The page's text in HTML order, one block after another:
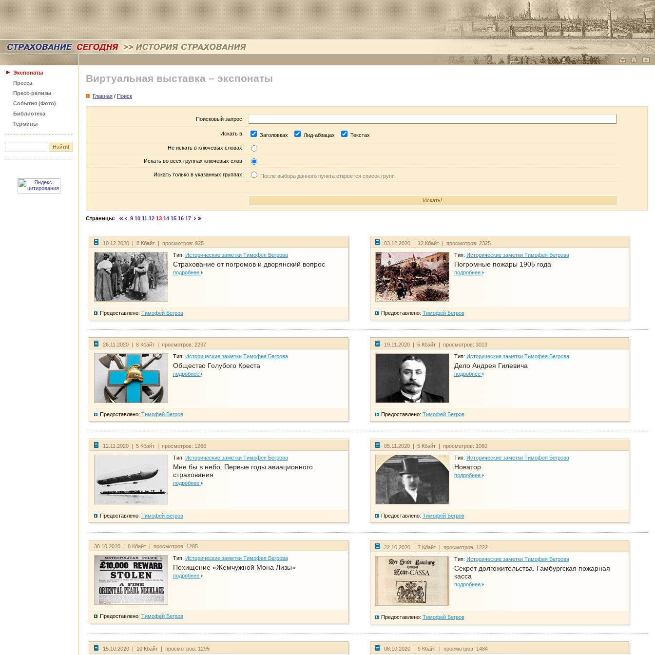
Экспонаты
Пресса
Пресс-релизы
События (Фото)
Библиотека
Термины
Виртуальная выставка – экспонаты
Главная / Поиск
Поисковый запрос:
Искать в: Заголовках Лид-абзацах Текстах
Не искать в ключевых словах:
Искать во всех группах ключевых слов:
Искать только в указанных группах: После выбора данного пункта откроется список групп
Страницы: 9 10 11 12 13 14 15 16 17
10.12.2020 | 8 Кбайт | просмотров: 925
Тип: Исторические заметки Тимофея Бегрова
Страхование от погромов и дворянский вопрос
подробнее
Предоставлено: Тимофей Бегров
03.12.2020 | 12 Кбайт | просмотров: 2325
Тип: Исторические заметки Тимофея Бегрова
Погромные пожары 1905 года
подробнее
Предоставлено: Тимофей Бегров
26.11.2020 | 8 Кбайт | просмотров: 2237
Тип: Исторические заметки Тимофея Бегрова
Общество Голубого Креста
подробнее
Предоставлено: Тимофей Бегров
19.11.2020 | 5 Кбайт | просмотров: 3013
Тип: Исторические заметки Тимофея Бегрова
Дело Андрея Гилевича
подробнее
Предоставлено: Тимофей Бегров
12.11.2020 | 5 Кбайт | просмотров: 1266
Тип: Исторические заметки Тимофея Бегрова
Мне бы в небо. Первые годы авиационного
страхования
подробнее
Предоставлено: Тимофей Бегров
05.11.2020 | 5 Кбайт | просмотров: 1060
Тип: Исторические заметки Тимофея Бегрова
Новатор
подробнее
Предоставлено: Тимофей Бегров
30.10.2020 | 8 Кбайт | просмотров: 1285
Тип: Исторические заметки Тимофея Бегрова
Похищение «Жемчужной Мона Лизы»
подробнее
Предоставлено: Тимофей Бегров
22.10.2020 | 7 Кбайт | просмотров: 1222
Тип: Исторические заметки Тимофея Бегрова
Секрет долгожительства. Гамбургская пожарная
касса
подробнее
Предоставлено: Тимофей Бегров
15.10.2020 | 10 Кбайт | просмотров: 1295 08.10.2020 | 9 Кбайт | просмотров: 1484